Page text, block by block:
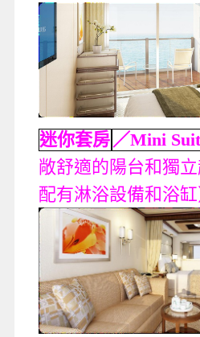
迷你套房 ／Mini
敞舒適的陽台和獨
配有淋浴設備和浴缸